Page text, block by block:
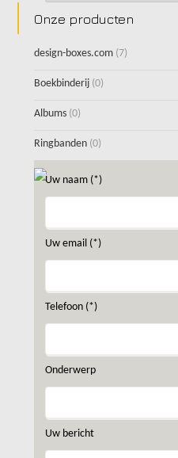
Onze producten
design-boxes.com (7)
Boekbinderij (0)
Albums (0)
Ringbanden (0)
Uw naam (*)
Uw email (*)
Telefoon (*)
Onderwerp
Uw bericht